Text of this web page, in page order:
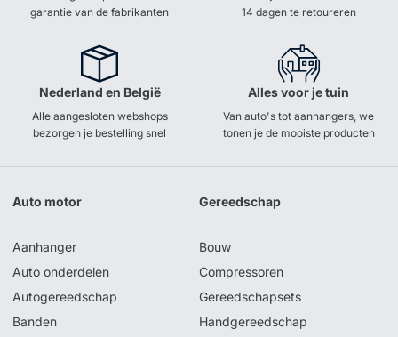
garantie van de fabrikanten
14 dagen te retoureren
Nederland en België
Alle aangesloten webshops
bezorgen je bestelling snel
Alles voor je tuin
Van auto's tot aanhangers, we
tonen je de mooiste producten
Auto motor
Aanhanger
Auto onderdelen
Autogereedschap
Banden
Gereedschap
Bouw
Compressoren
Gereedschapsets
Handgereedschap